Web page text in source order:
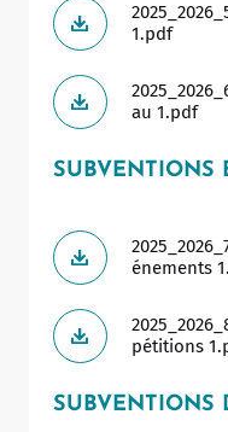
1.pdf
au 1.pdf
SUBVENTIONS
énements
pétitions
SUBVENTIONS